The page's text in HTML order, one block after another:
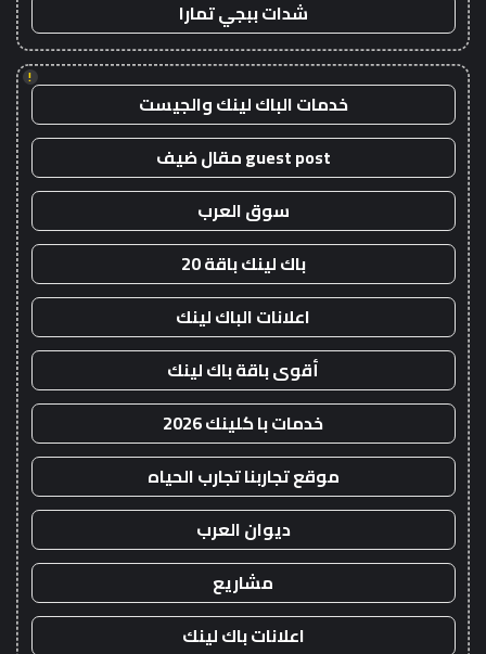
شدات ببجي تمارا
!
خدمات الباك لينك والجيست
guest post مقال ضيف
سوق العرب
باك لينك باقة 20
اعلانات الباك لينك
أقوى باقة باك لينك
خدمات با كلينك 2026
موقع تجاربنا تجارب الحياه
ديوان العرب
مشاريع
اعلانات باك لينك